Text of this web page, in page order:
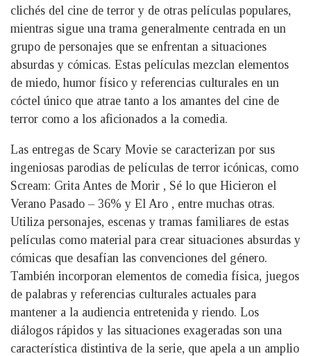
clichés del cine de terror y de otras películas populares,
mientras sigue una trama generalmente centrada en un
grupo de personajes que se enfrentan a situaciones
absurdas y cómicas. Estas películas mezclan elementos
de miedo, humor físico y referencias culturales en un
cóctel único que atrae tanto a los amantes del cine de
terror como a los aficionados a la comedia.
Las entregas de Scary Movie se caracterizan por sus
ingeniosas parodias de películas de terror icónicas, como
Scream: Grita Antes de Morir , Sé lo que Hicieron el
Verano Pasado – 36% y El Aro , entre muchas otras.
Utiliza personajes, escenas y tramas familiares de estas
películas como material para crear situaciones absurdas y
cómicas que desafían las convenciones del género.
También incorporan elementos de comedia física, juegos
de palabras y referencias culturales actuales para
mantener a la audiencia entretenida y riendo. Los
diálogos rápidos y las situaciones exageradas son una
característica distintiva de la serie, que apela a un amplio